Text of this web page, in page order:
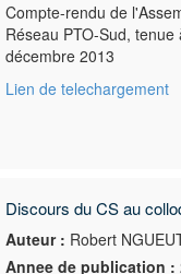
Compte-rendu de
Réseau PTO-Sud,
décembre 2013
Lien de telechargement
Discours du CS au
Auteur : Robert
Annee de publication :